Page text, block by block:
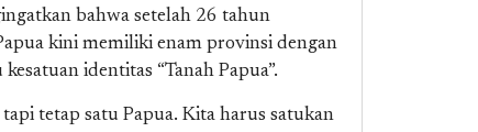
bahwa setelah 26 tahun
kini memiliki enam provinsi dengan
identitas “Tanah Papua”.
tetap satu Papua. Kita harus satukan